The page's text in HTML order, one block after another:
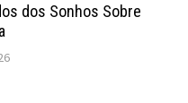
dos Sonhos Sobre